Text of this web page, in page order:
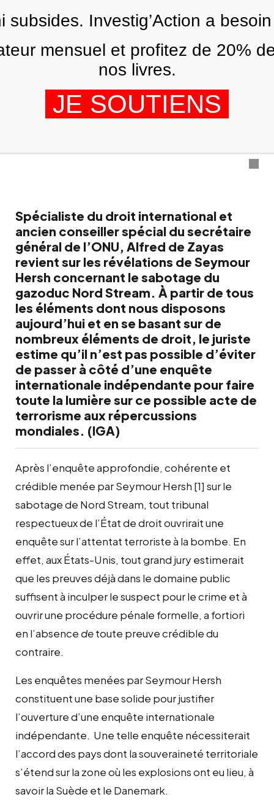
Enquête sur le sabotage de Nord
Stream: Le Conseil de Sécurité de
l’ONU manque à son devoir
Spécialiste du droit international et
ancien conseiller spécial du secrétaire
général de l’ONU, Alfred de Zayas
revient sur les révélations de Seymour
Hersh concernant le sabotage du
gazoduc Nord Stream. À partir de tous
les éléments dont nous disposons
aujourd’hui et en se basant sur de
nombreux éléments de droit, le juriste
estime qu’il n’est pas possible d’éviter
de passer à côté d’une enquête
internationale indépendante pour faire
toute la lumière sur ce possible acte de
terrorisme aux répercussions
mondiales. (IGA)
Après l’enquête approfondie, cohérente et
crédible menée par Seymour Hersh [1] sur le
sabotage de Nord Stream, tout tribunal
respectueux de l’État de droit ouvrirait une
enquête sur l’attentat terroriste à la bombe. En
effet, aux États-Unis, tout grand jury estimerait
que les preuves déjà dans le domaine public
suffisent à inculper le suspect pour le crime et à
ouvrir une procédure pénale formelle, a fortiori
en l’absence detoute preuve crédible du
contraire.
Les enquêtes menées par Seymour Hersh
constituent une base solide pour justifier
l’ouverture d’une enquête internationale
indépendante. Une telle enquête nécessiterait
l’accord des pays dont la souveraineté territoriale
s’étend sur la zone où les explosions ont eu lieu, à
savoir la Suède et le Danemark.
ANALYSES ET TÉMOIGNAGES
FR
subsides. Investig’Action a
mensuel et profitez de 20%
nos livres.
JE SOUTIENS